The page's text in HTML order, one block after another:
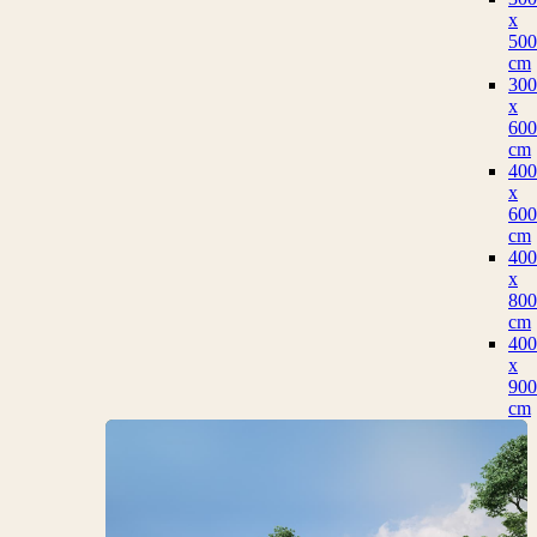
x
500
cm
300
x
600
cm
400
x
600
cm
400
x
800
cm
400
x
900
cm